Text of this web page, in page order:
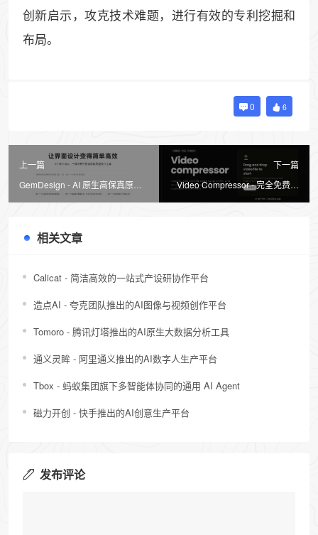
创新启示，攻克技术难题，进行有效的专利挖掘和
布局。
0 6
上一篇
GemDesign - AI 原生高保真原型
下一篇
Video Compressor - 完全免费在
线视频压缩工具，最高无损压缩
相关文章
Calicat - 简洁高效的一站式产设研协作平台
造点AI - 夸克团队推出的AI图像与视频创作平台
Tomoro - 腾讯灯塔推出的AI原生大数据分析工具
通义灵眸 - 阿里通义推出的AI数字人生产平台
Tbox - 蚂蚁集团旗下多智能体协同的通用 AI Agent
磁力开创 - 快手推出的AI创意生产平台
发布评论